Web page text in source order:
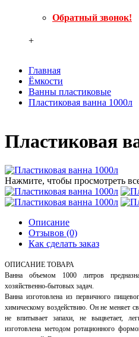
Обратный звонок!
+
Главная
Ёмкости
Ванны пластиковые
Пластиковая ванна 1000л
Пластиковая
Нажмите, чтобы просмотреть
Описание
Отзывов (0)
Как сделать заказ
ОПИСАНИЕ ТОВАРА
Ванна объемом 1000 литров
хозяйственно-бытовых задач.
Ванна изготовлена из первичного
химическому воздействию. Он не меняет
не впитывает запахи, не выцветает,
изготовлена методом ротационного